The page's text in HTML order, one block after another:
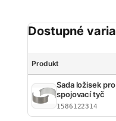
Dostupné
Produkt
Sada ložisek pro
spojovací tyč
1586122314